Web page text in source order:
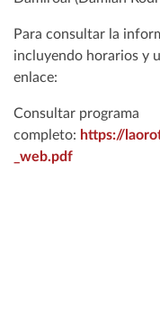
Para consultar la
incluyendo horarios y
enlace:
Consultar programa
completo: https://
_web.pdf